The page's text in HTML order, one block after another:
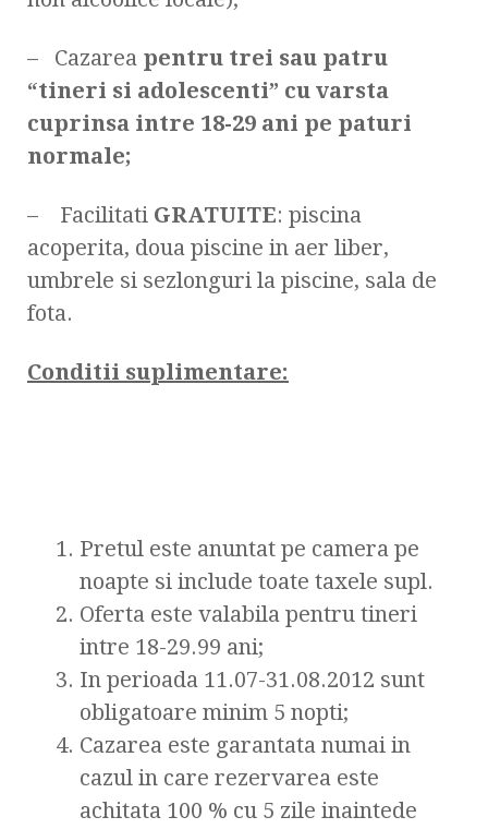
– Cazarea pentru trei sau patru
“tineri si adolescenti” cu varsta
cuprinsa intre 18-29 ani pe paturi
normale;
– Facilitati GRATUITE: piscina
acoperita, doua piscine in aer liber,
umbrele si sezlonguri la piscine, sala de
fota.
Conditii suplimentare:
Pretul este anuntat pe camera pe
noapte si include toate taxele supl.
Oferta este valabila pentru tineri
intre 18-29.99 ani;
In perioada 11.07-31.08.2012 sunt
obligatoare minim 5 nopti;
Cazarea este garantata numai in
cazul in care rezervarea este
achitata 100 % cu 5 zile inaintede